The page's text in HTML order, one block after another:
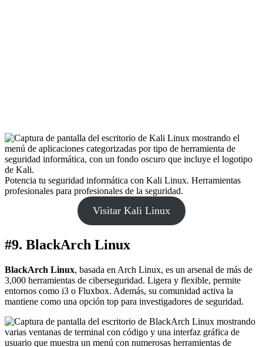
Potencia tu seguridad informática con Kali Linux. Herramientas
profesionales para profesionales de la seguridad.
Visitar Kali Linux
#9. BlackArch Linux
BlackArch Linux, basada en Arch Linux, es un arsenal de más de
3,000 herramientas de ciberseguridad. Ligera y flexible, permite
entornos como i3 o Fluxbox. Además, su comunidad activa la
mantiene como una opción top para investigadores de seguridad.